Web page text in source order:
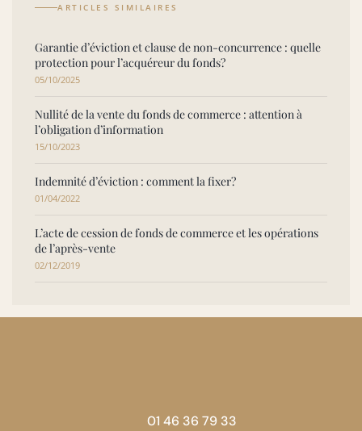
ARTICLES SIMILAIRES
Garantie d’éviction et clause de non-concurrence : quelle
protection pour l’acquéreur du fonds?
05/10/2025
Nullité de la vente du fonds de commerce : attention à
l’obligation d’information
15/10/2023
Indemnité d’éviction : comment la fixer?
01/04/2022
L’acte de cession de fonds de commerce et les opérations
de l’après-vente
02/12/2019
01 46 36 79 33